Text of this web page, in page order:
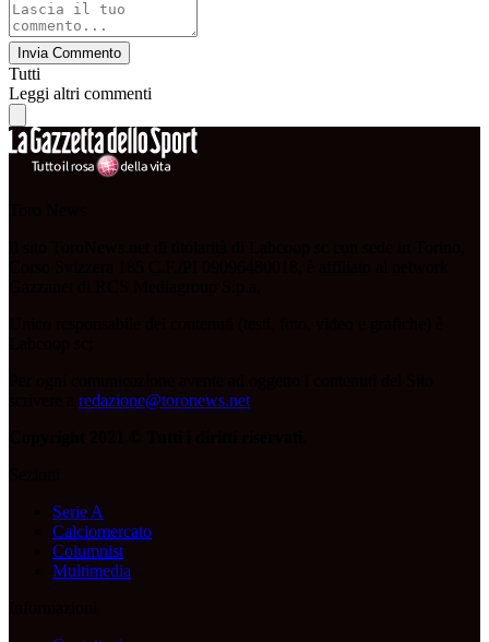
Invia Commento
Tutti
Leggi altri commenti
redazione@toronews.net
Serie A
Calciomercato
Columnist
Multimedia